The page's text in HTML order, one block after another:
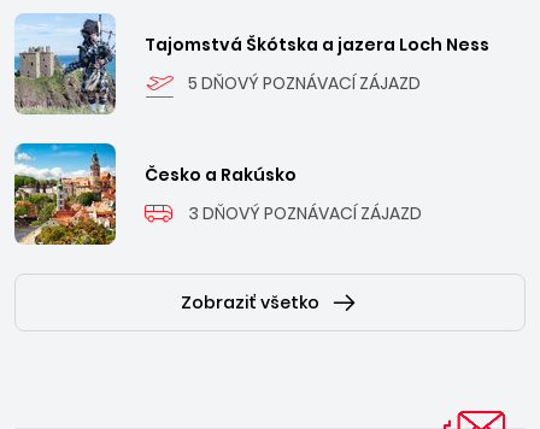
Tajomstvá Škótska a jazera Loch Ness
5 DŇOVÝ POZNÁVACÍ ZÁJAZD
Česko a Rakúsko
3 DŇOVÝ POZNÁVACÍ ZÁJAZD
Zobraziť všetko